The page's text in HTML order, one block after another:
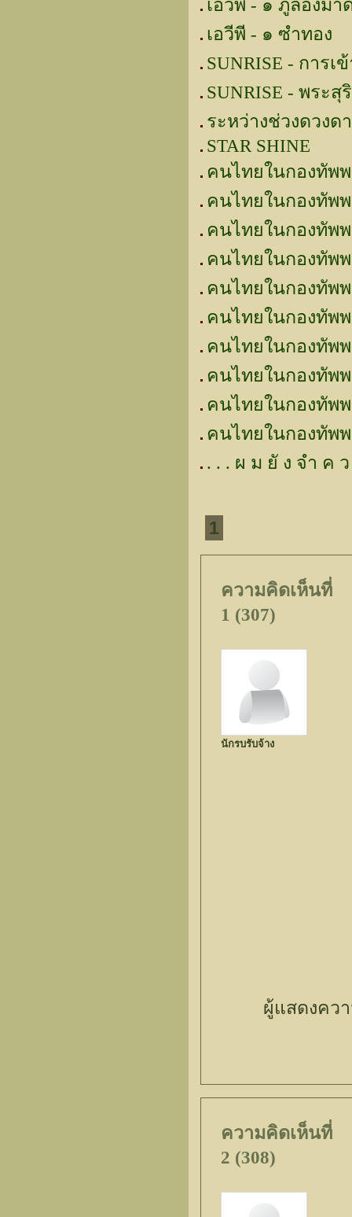
เอวีพี - ๑ ภูล่องม
เอวีพี - ๑ ซำทอง
SUNRISE - การ
SUNRISE - พระ
ระหว่างช่วงดวงด
STAR SHINE
คนไทยในกองทัพ
คนไทยในกองทัพ
คนไทยในกองทัพ
คนไทยในกองทัพ
คนไทยในกองทัพ
คนไทยในกองทัพ
คนไทยในกองทัพ
คนไทยในกองทัพพ
คนไทยในกองทัพ
คนไทยในกองทัพ
. . . ผ ม ยั ง จำ ค
1
ความคิดเห็นที่
1 (307)
นักรบรับจ้าง
ผู้แสดงคว
ความคิดเห็นที่
2 (308)